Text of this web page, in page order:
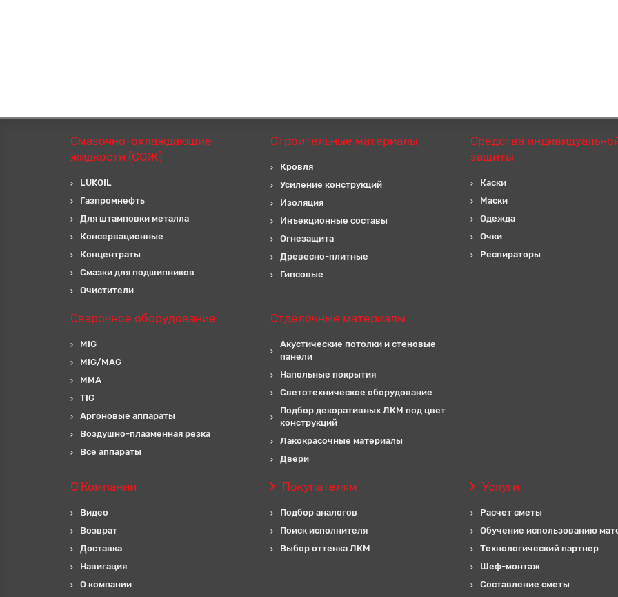
Смазочно-охлаждающие
жидкости (СОЖ)
LUKOIL
Газпромнефть
Для штамповки металла
Консервационные
Концентраты
Смазки для подшипников
Очистители
Строительные материалы
Кровля
Усиление конструкций
Изоляция
Инъекционные составы
Огнезащита
Древесно-плитные
Гипсовые
Средства
защиты
Каски
Маски
Одежда
Очки
Респираторы
Сварочное оборудование
MIG
MIG/MAG
MMA
TIG
Аргоновые аппараты
Воздушно-плазменная резка
Все аппараты
Отделочные материалы
Акустические потолки и стеновые
панели
Напольные покрытия
Светотехническое оборудование
Подбор декоративных ЛКМ под цвет
конструкций
Лакокрасочные материалы
Двери
О Компании
Видео
Возврат
Доставка
Навигация
О компании
Покупателям
Подбор аналогов
Поиск исполнителя
Выбор оттенка ЛКМ
Услуги
Расчет сметы
Обучение использованию
Технологический партнер
Шеф-монтаж
Составление сметы